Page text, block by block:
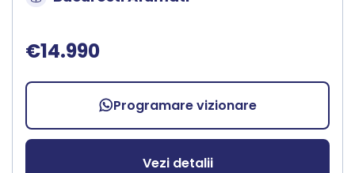
€14.990
Programare vizionare
Vezi detalii